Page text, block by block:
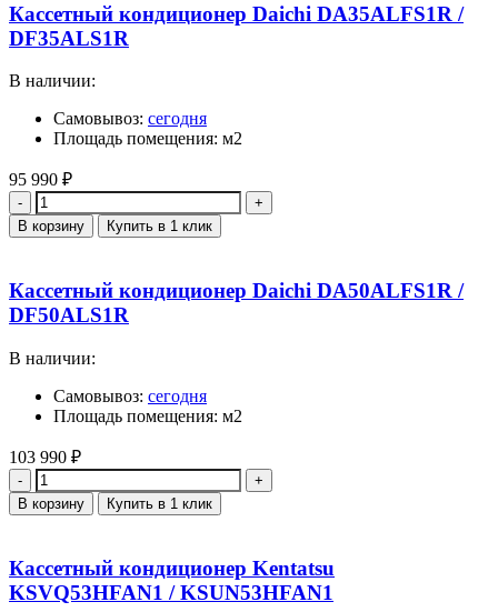
Кассетный кондиционер Daichi DA35ALFS1R /
DF35ALS1R
В наличии:
Самовывоз: сегодня
Площадь помещения: м2
95 990 ₽
Количество
В корзину Купить в 1 клик
Кассетный кондиционер Daichi DA50ALFS1R /
DF50ALS1R
В наличии:
Самовывоз: сегодня
Площадь помещения: м2
103 990 ₽
Количество
В корзину Купить в 1 клик
Кассетный кондиционер Kentatsu
KSVQ53HFAN1 / KSUN53HFAN1